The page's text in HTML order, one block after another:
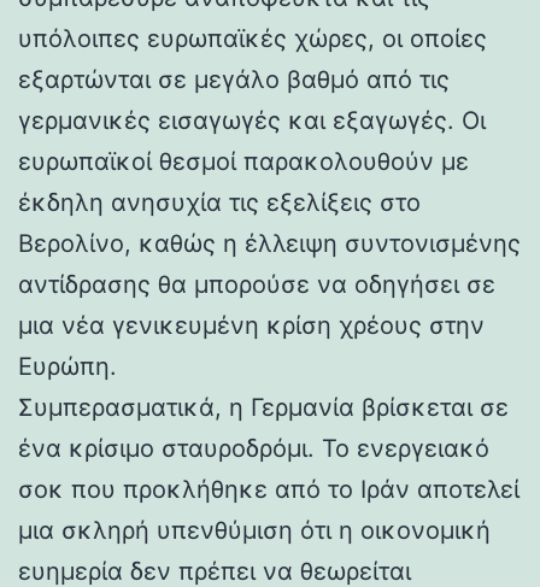
υπόλοιπες ευρωπαϊκές χώρες, οι οποίες
εξαρτώνται σε μεγάλο βαθμό από τις
γερμανικές εισαγωγές και εξαγωγές. Οι
ευρωπαϊκοί θεσμοί παρακολουθούν με
έκδηλη ανησυχία τις εξελίξεις στο
Βερολίνο, καθώς η έλλειψη συντονισμένης
αντίδρασης θα μπορούσε να οδηγήσει σε
μια νέα γενικευμένη κρίση χρέους στην
Ευρώπη.
Συμπερασματικά, η Γερμανία βρίσκεται σε
ένα κρίσιμο σταυροδρόμι. Το ενεργειακό
σοκ που προκλήθηκε από το Ιράν αποτελεί
μια σκληρή υπενθύμιση ότι η οικονομική
ευημερία δεν πρέπει να θεωρείται